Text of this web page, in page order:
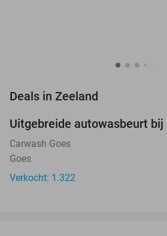
Deals in Zeeland
Uitgebreide autowasbeurt bij
Carwash Goes
Goes
Verkocht: 1.322